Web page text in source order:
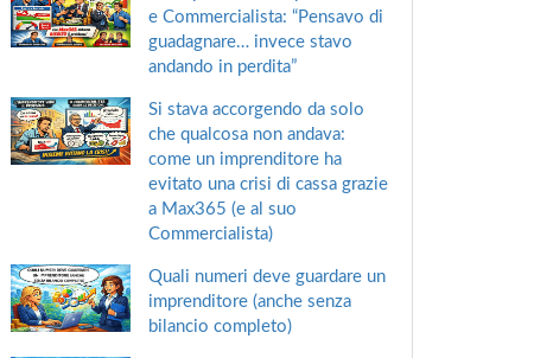
e Commercialista: “Pensavo di
guadagnare… invece stavo
andando in perdita”
Si stava accorgendo da solo
che qualcosa non andava:
come un imprenditore ha
evitato una crisi di cassa grazie
a Max365 (e al suo
Commercialista)
Quali numeri deve guardare un
imprenditore (anche senza
bilancio completo)